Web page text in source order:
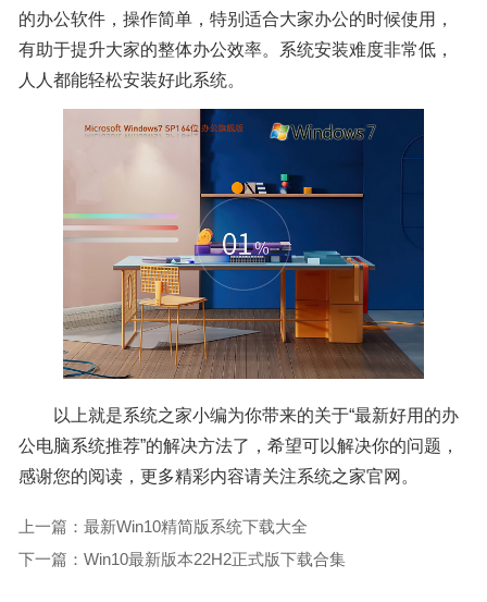
的办公软件，操作简单，特别适合大家办公的时候使用，
有助于提升大家的整体办公效率。系统安装难度非常低，
人人都能轻松安装好此系统。
以上就是系统之家小编为你带来的关于“最新好用的办
公电脑系统推荐”的解决方法了，希望可以解决你的问题，
感谢您的阅读，更多精彩内容请关注系统之家官网。
上一篇：最新Win10精简版系统下载大全
下一篇：Win10最新版本22H2正式版下载合集